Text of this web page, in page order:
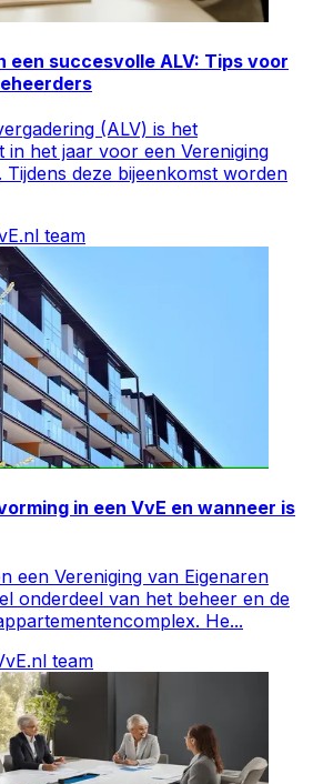
een succesvolle ALV: Tips voor
(ALV) is het
in het jaar voor een Vereniging
Tijdens deze bijeenkomst worden
team
in een VvE en wanneer is
een Vereniging van Eigenaren
onderdeel van het beheer en de
He...
team